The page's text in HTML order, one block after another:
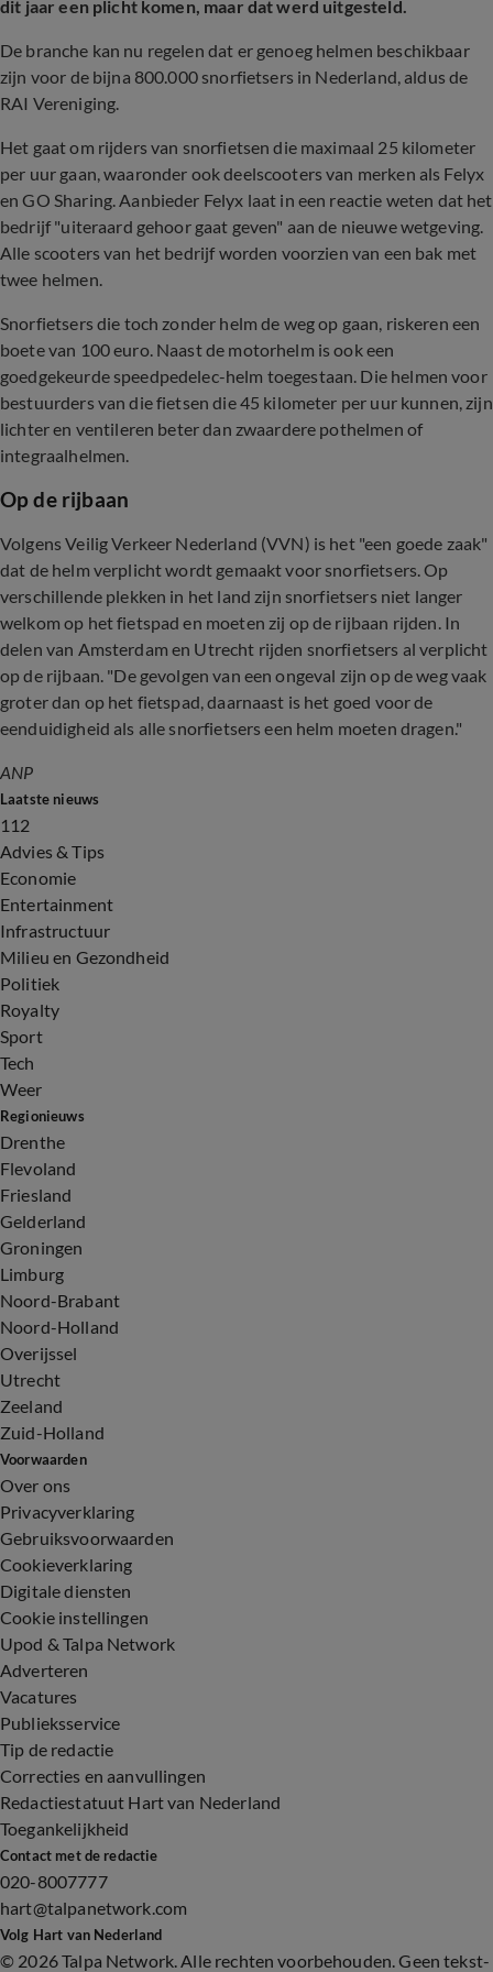
dit jaar een plicht komen, maar dat werd uitgesteld.
De branche kan nu regelen dat er genoeg helmen beschikbaar
zijn voor de bijna 800.000 snorfietsers in Nederland, aldus de
RAI Vereniging.
Het gaat om rijders van snorfietsen die maximaal 25 kilometer
per uur gaan, waaronder ook deelscooters van merken als Felyx
en GO Sharing. Aanbieder Felyx laat in een reactie weten dat het
bedrijf "uiteraard gehoor gaat geven" aan de nieuwe wetgeving.
Alle scooters van het bedrijf worden voorzien van een bak met
twee helmen.
Snorfietsers die toch zonder helm de weg op gaan, riskeren een
boete van 100 euro. Naast de motorhelm is ook een
goedgekeurde speedpedelec-helm toegestaan. Die helmen voor
bestuurders van die fietsen die 45 kilometer per uur kunnen, zijn
lichter en ventileren beter dan zwaardere pothelmen of
integraalhelmen.
Op de rijbaan
Volgens Veilig Verkeer Nederland (VVN) is het "een goede zaak"
dat de helm verplicht wordt gemaakt voor snorfietsers. Op
verschillende plekken in het land zijn snorfietsers niet langer
welkom op het fietspad en moeten zij op de rijbaan rijden. In
delen van Amsterdam en Utrecht rijden snorfietsers al verplicht
op de rijbaan. "De gevolgen van een ongeval zijn op de weg vaak
groter dan op het fietspad, daarnaast is het goed voor de
eenduidigheid als alle snorfietsers een helm moeten dragen."
ANP
Laatste nieuws
112
Advies & Tips
Economie
Entertainment
Infrastructuur
Milieu en Gezondheid
Politiek
Royalty
Sport
Tech
Weer
Regionieuws
Drenthe
Flevoland
Friesland
Gelderland
Groningen
Limburg
Noord-Brabant
Noord-Holland
Overijssel
Utrecht
Zeeland
Zuid-Holland
Voorwaarden
Over ons
Privacyverklaring
Gebruiksvoorwaarden
Cookieverklaring
Digitale diensten
Cookie instellingen
Upod & Talpa Network
Adverteren
Vacatures
Publieksservice
Tip de redactie
Correcties en aanvullingen
Redactiestatuut Hart van Nederland
Toegankelijkheid
Contact met de redactie
020-8007777
hart@talpanetwork.com
Volg Hart van Nederland
© 2026 Talpa Network. Alle rechten voorbehouden. Geen tekst-